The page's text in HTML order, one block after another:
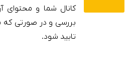
کانال شما و محتوای
بررسی و در صورتی که
تایید شود.